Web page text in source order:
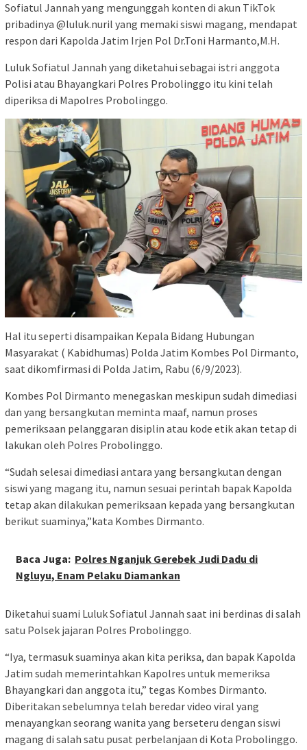
Sofiatul Jannah yang mengunggah konten di akun TikTok
pribadinya @luluk.nuril yang memaki siswi magang, mendapat
respon dari Kapolda Jatim Irjen Pol Dr.Toni Harmanto,M.H.
Luluk Sofiatul Jannah yang diketahui sebagai istri anggota
Polisi atau Bhayangkari Polres Probolinggo itu kini telah
diperiksa di Mapolres Probolinggo.
Hal itu seperti disampaikan Kepala Bidang Hubungan
Masyarakat ( Kabidhumas) Polda Jatim Kombes Pol Dirmanto,
saat dikomfirmasi di Polda Jatim, Rabu (6/9/2023).
Kombes Pol Dirmanto menegaskan meskipun sudah dimediasi
dan yang bersangkutan meminta maaf, namun proses
pemeriksaan pelanggaran disiplin atau kode etik akan tetap di
lakukan oleh Polres Probolinggo.
“Sudah selesai dimediasi antara yang bersangkutan dengan
siswi yang magang itu, namun sesuai perintah bapak Kapolda
tetap akan dilakukan pemeriksaan kepada yang bersangkutan
berikut suaminya,”kata Kombes Dirmanto.
Baca Juga: Polres Nganjuk Gerebek Judi Dadu di
Ngluyu, Enam Pelaku Diamankan
Diketahui suami Luluk Sofiatul Jannah saat ini berdinas di salah
satu Polsek jajaran Polres Probolinggo.
“Iya, termasuk suaminya akan kita periksa, dan bapak Kapolda
Jatim sudah memerintahkan Kapolres untuk memeriksa
Bhayangkari dan anggota itu,” tegas Kombes Dirmanto.
Diberitakan sebelumnya telah beredar video viral yang
menayangkan seorang wanita yang berseteru dengan siswi
magang di salah satu pusat perbelanjaan di Kota Probolinggo.